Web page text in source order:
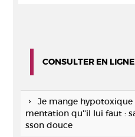
CONSULTER EN LIGNE
Je mange
mentation qu''il lui faut :
sson douce